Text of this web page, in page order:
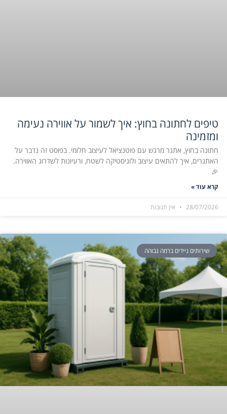
טיפים לחתונה בחוץ: איך לשמור על אווירה נעימה
ומזמינה
חתונה בחוץ, אתגר מרגש עם פוטנציאל לעיצוב חלומי. בפוסט זה נדבר על
האתגרים, איך להתאים עיצוב ולוגיסטיקה לשטח, ורעיונות לשדרוג האווירה.
🎉
קרא עוד »
28/07/2026 אין תגובות
שירותים ניידים ברמה גבוהה